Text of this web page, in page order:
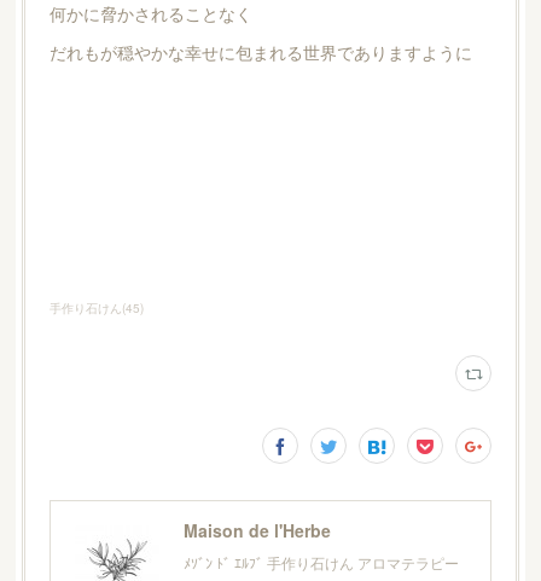
何かに脅かされることなく
だれもが穏やかな幸せに包まれる世界でありますように
手作り石けん(45)
Maison de l'Herbe
ﾒｿﾞﾝ ﾄﾞ ｴﾙﾌﾞ 手作り石けん アロマテラピー